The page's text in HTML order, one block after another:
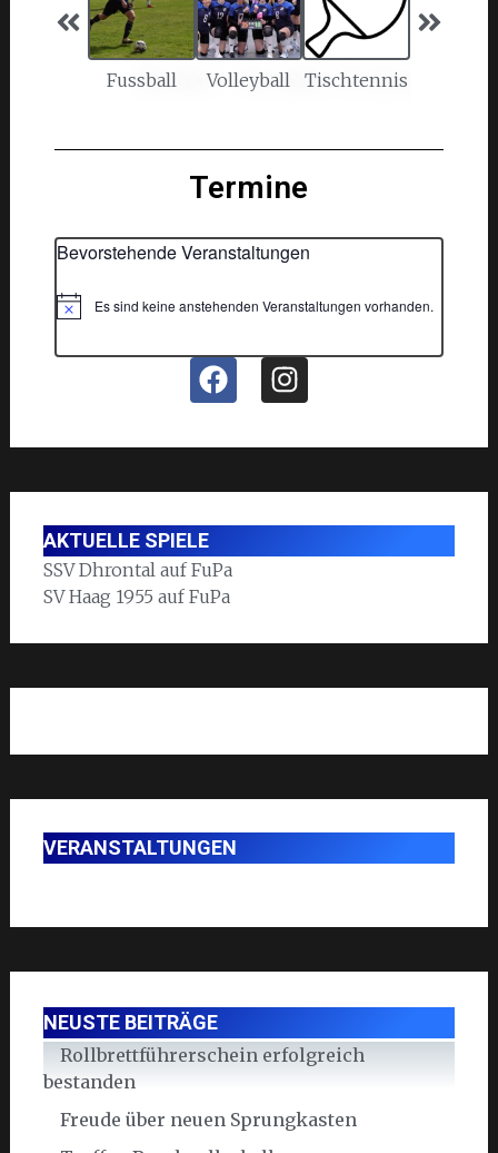
Fussball Volleyball Tischtennis
Termine
Bevorstehende Veranstaltungen
HinweisEs sind keine anstehenden Veranstaltungen vorhanden.
AKTUELLE SPIELE
SSV Dhrontal auf FuPa
SV Haag 1955 auf FuPa
VERANSTALTUNGEN
NEUSTE BEITRÄGE
Rollbrettführerschein erfolgreich
bestanden
Freude über neuen Sprungkasten